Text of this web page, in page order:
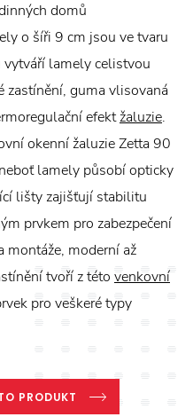
domů
o šíři 9 cm jsou ve tvaru
vytváří lamely celistvou
zastínění, guma vlisovaná
efektžaluzie.
okenní žaluzie Zetta 90
lamely působí opticky
lišty zajišťují stabilitu
prvkem pro zabezpečení
moderní až
tvoří z této venkovní
pro veškeré typy
PRODUKT